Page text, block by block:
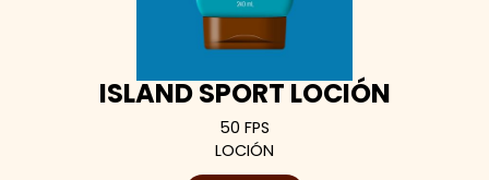
ISLAND SPORT LOCIÓN
50 FPS
LOCIÓN